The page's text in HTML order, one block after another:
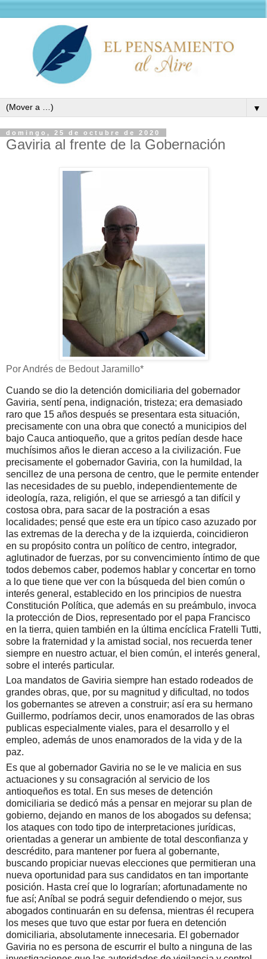
▼
domingo, 25 de octubre de 2020
Gaviria al frente de la Gobernación
Por Andrés de Bedout Jaramillo*
Cuando se dio la detención domiciliaria del gobernador
Gaviria, sentí pena, indignación, tristeza; era demasiado
raro que 15 años después se presentara esta situación,
precisamente con una obra que conectó a municipios del
bajo Cauca antioqueño, que a gritos pedían desde hace
muchísimos años le dieran acceso a la civilización. Fue
precisamente el gobernador Gaviria, con la humildad, la
sencillez de una persona de centro, que le permite entender
las necesidades de su pueblo, independientemente de
ideología, raza, religión, el que se arriesgó a tan difícil y
costosa obra, para sacar de la postración a esas
localidades; pensé que este era un típico caso azuzado por
las extremas de la derecha y de la izquierda, coincidieron
en su propósito contra un político de centro, integrador,
aglutinador de fuerzas, por su convencimiento íntimo de que
todos debemos caber, podemos hablar y concertar en torno
a lo que tiene que ver con la búsqueda del bien común o
interés general, establecido en los principios de nuestra
Constitución Política, que además en su preámbulo, invoca
la protección de Dios, representado por el papa Francisco
en la tierra, quien también en la última encíclica Fratelli Tutti,
sobre la fraternidad y la amistad social, nos recuerda tener
siempre en nuestro actuar, el bien común, el interés general,
sobre el interés particular.
Loa mandatos de Gaviria siempre han estado rodeados de
grandes obras, que, por su magnitud y dificultad, no todos
los gobernantes se atreven a construir; así era su hermano
Guillermo, podríamos decir, unos enamorados de las obras
publicas especialmente viales, para el desarrollo y el
empleo, además de unos enamorados de la vida y de la
paz.
Es que al gobernador Gaviria no se le ve malicia en sus
actuaciones y su consagración al servicio de los
antioqueños es total. En sus meses de detención
domiciliaria se dedicó más a pensar en mejorar su plan de
gobierno, dejando en manos de los abogados su defensa;
los ataques con todo tipo de interpretaciones jurídicas,
orientadas a generar un ambiente de total desconfianza y
descrédito, para mantener por fuera al gobernante,
buscando propiciar nuevas elecciones que permitieran una
nueva oportunidad para sus candidatos en tan importante
posición. Hasta creí que lo lograrían; afortunadamente no
fue así; Aníbal se podrá seguir defendiendo o mejor, sus
abogados continuarán en su defensa, mientras él recupera
los meses que tuvo que estar por fuera en detención
domiciliaria, absolutamente innecesaria. El gobernador
Gaviria no es persona de escurrir el bulto a ninguna de las